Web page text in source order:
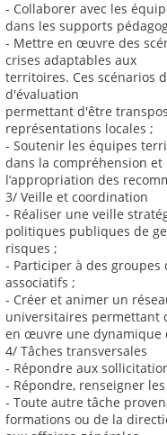
- Collaborer avec les
dans les supports
- Mettre en œuvre des
crises adaptables aux
territoires. Ces scénarios
d'évaluation
permettant d'être
représentations locales ;
- Soutenir les équipes
dans la compréhension et
l’appropriation des
3/ Veille et coordination
- Réaliser une veille
politiques publiques de
risques ;
- Participer à des
associatifs ;
- Créer et animer un
universitaires permettant
en œuvre une dynamique
4/ Tâches transversales
- Répondre aux
- Répondre, renseigner
- Toute autre tâche
formations ou de la